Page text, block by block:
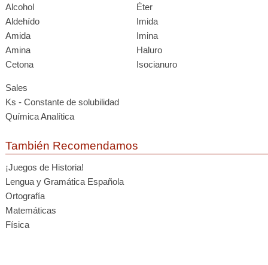
Alcohol
Éter
Aldehído
Imida
Amida
Imina
Amina
Haluro
Cetona
Isocianuro
Sales
Ks - Constante de solubilidad
Química Analítica
También Recomendamos
¡Juegos de Historia!
Lengua y Gramática Española
Ortografía
Matemáticas
Física